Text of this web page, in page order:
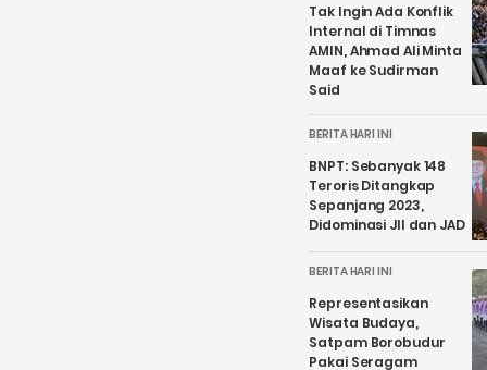
Tak Ingin Ada Konflik
Internal di Timnas
AMIN, Ahmad Ali Minta
Maaf ke Sudirman
Said
BERITA HARI INI
BNPT: Sebanyak 148
Teroris Ditangkap
Sepanjang 2023,
Didominasi JII dan JAD
BERITA HARI INI
Representasikan
Wisata Budaya,
Satpam Borobudur
Pakai Seragam